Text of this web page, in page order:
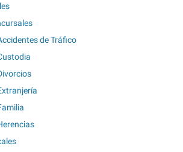
de Tráfico